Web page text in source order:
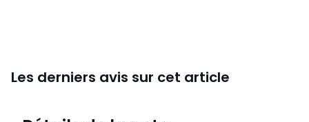
Les derniers avis sur cet article